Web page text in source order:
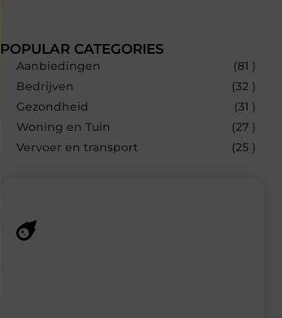
POPULAR CATEGORIES
Aanbiedingen
(81 )
Bedrijven
(32 )
Gezondheid
(31 )
Woning en Tuin
(27 )
Vervoer en transport
(25 )